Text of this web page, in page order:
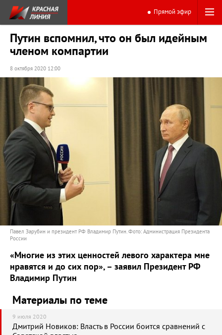
Прямой эфир
Путин вспомнил, что он был идейным
членом компартии
8 октября 2020 12:00
Павел Зарубин и президент РФ Владимир Путин. Фото: Администрация Президента
России
«Многие из этих ценностей левого характера мне
нравятся и до сих пор», – заявил Президент РФ
Владимир Путин
Материалы по теме
9 июля 2020
Дмитрий Новиков: Власть в России боится сравнений с